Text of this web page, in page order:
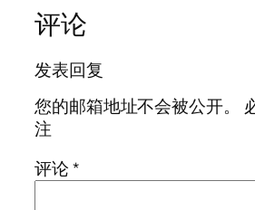
评论
发表回复
您的邮箱地址不会被公开。
注
评论*